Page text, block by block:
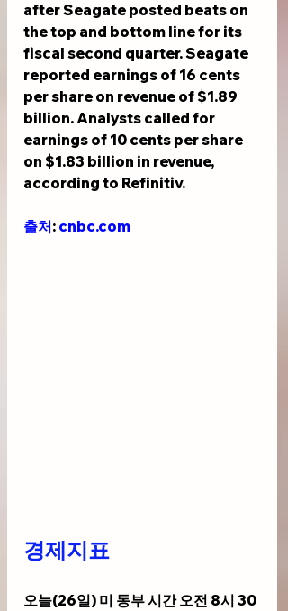
after Seagate posted beats on
the top and bottom line for its
fiscal second quarter. Seagate
reported earnings of 16 cents
per share on revenue of $1.89
billion. Analysts called for
earnings of 10 cents per share
on $1.83 billion in revenue,
according to Refinitiv.
출처: cnbc.com
경제지표
오늘(26일) 미 동부 시간 오전 8시 30